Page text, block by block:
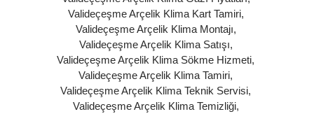
Valideçeşme Arçelik Klima Kart Tamiri,
Valideçeşme Arçelik Klima Montajı,
Valideçeşme Arçelik Klima Satışı,
Valideçeşme Arçelik Klima Sökme Hizmeti,
Valideçeşme Arçelik Klima Tamiri,
Valideçeşme Arçelik Klima Teknik Servisi,
Valideçeşme Arçelik Klima Temizliği,